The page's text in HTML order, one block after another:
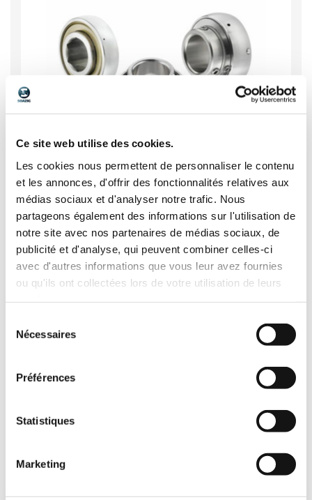
Ce site web utilise des cookies.
Les cookies nous permettent de personnaliser le contenu
et les annonces, d'offrir des fonctionnalités relatives aux
médias sociaux et d'analyser notre trafic. Nous
partageons également des informations sur l'utilisation de
notre site avec nos partenaires de médias sociaux, de
publicité et d'analyse, qui peuvent combiner celles-ci
avec d'autres informations que vous leur avez fournies
ou qu'ils ont collectées lors de votre utilisation de leurs
Nécessaires
Préférences
Statistiques
Marketing
Roulements paliers